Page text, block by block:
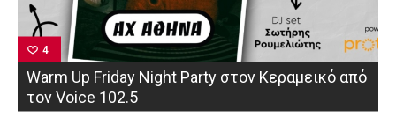
4
Warm Up Friday Night Party στον Κεραμεικό από
τον Voice 102.5